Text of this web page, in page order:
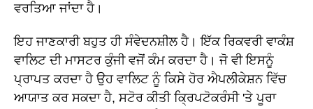
ਵਰਤਿਆ ਜਾਂਦਾ ਹੈ।
ਇਹ ਜਾਣਕਾਰੀ ਬਹੁਤ ਹੀ ਸੰਵੇਦਨਸ਼ੀਲ ਹੈ। ਇੱਕ ਰਿਕਵਰੀ ਵਾਕੰਸ਼
ਵਾਲਿਟ ਦੀ ਮਾਸਟਰ ਕੁੰਜੀ ਵਜੋਂ ਕੰਮ ਕਰਦਾ ਹੈ। ਜੋ ਵੀ ਇਸਨੂੰ
ਪ੍ਰਾਪਤ ਕਰਦਾ ਹੈ ਉਹ ਵਾਲਿਟ ਨੂੰ ਕਿਸੇ ਹੋਰ ਐਪਲੀਕੇਸ਼ਨ ਵਿੱਚ
ਆਯਾਤ ਕਰ ਸਕਦਾ ਹੈ, ਸਟੋਰ ਕੀਤੀ ਕ੍ਰਿਪਟੋਕਰੰਸੀ 'ਤੇ ਪੂਰਾ